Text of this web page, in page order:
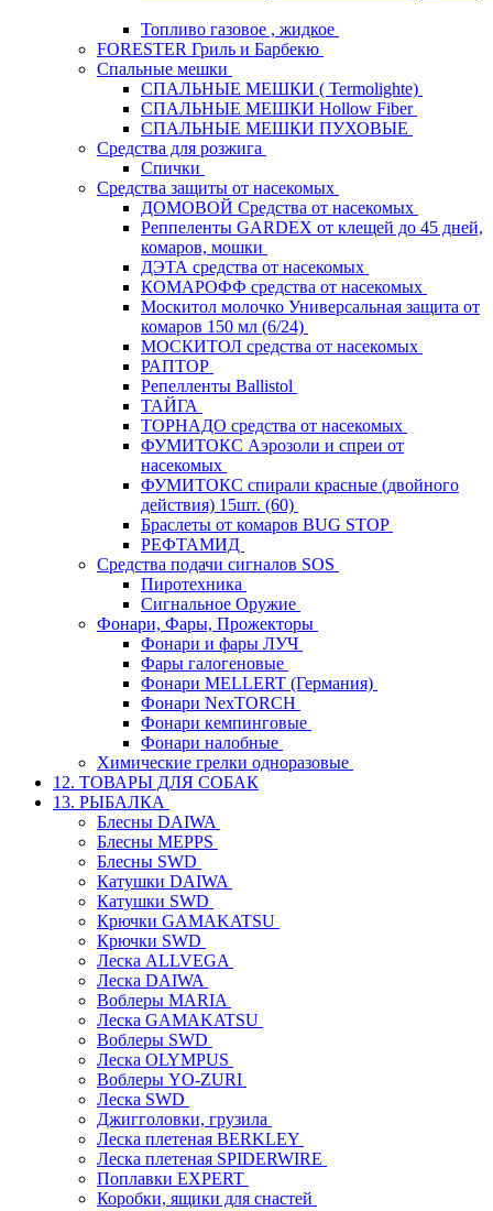
Топливо газовое , жидкое
FORESTER Гриль и Барбекю
Спальные мешки
СПАЛЬНЫЕ МЕШКИ ( Termolighte)
СПАЛЬНЫЕ МЕШКИ Hollow Fiber
СПАЛЬНЫЕ МЕШКИ ПУХОВЫЕ
Средства для розжига
Спички
Средства защиты от насекомых
ДОМОВОЙ Средства от насекомых
Реппеленты GARDEX от клещей до 45 дней,
комаров, мошки
ДЭТА средства от насекомых
КОМАРОФФ средства от насекомых
Москитол молочко Универсальная защита от
комаров 150 мл (6/24)
МОСКИТОЛ средства от насекомых
РАПТОР
Репелленты Ballistol
ТАЙГА
ТОРНАДО средства от насекомых
ФУМИТОКС Аэрозоли и спреи от
насекомых
ФУМИТОКС спирали красные (двойного
действия) 15шт. (60)
Браслеты от комаров BUG STOP
РЕФТАМИД
Средства подачи сигналов SOS
Пиротехника
Сигнальное Оружие
Фонари, Фары, Прожекторы
Фонари и фары ЛУЧ
Фары галогеновые
Фонари MELLERT (Германия)
Фонари NexTORCH
Фонари кемпинговые
Фонари налобные
Химические грелки одноразовые
12. ТОВАРЫ ДЛЯ СОБАК
13. РЫБАЛКА
Блесны DAIWA
Блесны MEPPS
Блесны SWD
Катушки DAIWA
Катушки SWD
Крючки GAMAKATSU
Крючки SWD
Леска ALLVEGA
Леска DAIWA
Воблеры MARIA
Леска GAMAKATSU
Воблеры SWD
Леска OLYMPUS
Воблеры YO-ZURI
Леска SWD
Джигголовки, грузила
Леска плетеная BERKLEY
Леска плетеная SPIDERWIRE
Поплавки EXPERT
Коробки, ящики для снастей